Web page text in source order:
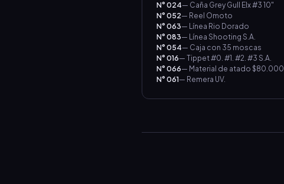
N° 024— Caña Grey Gull Elx #3 10"
N° 052— Reel Omoto
N° 063—
Línea Rio Dorado
N° 083— Línea Shooting S.A.
N° 054— Caja con 35 moscas
N° 016—
Tippet #0. #1. #2. #3 S.A.
N° 066— Material de atado $80.000
N° 061— Remera UV.